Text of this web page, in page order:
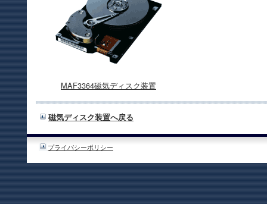
MAF3364磁気ディスク装置
磁気ディスク装置へ戻る
プライバシーポリシー